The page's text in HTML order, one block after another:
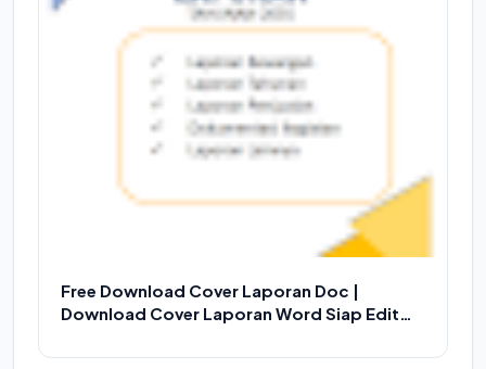
Free Download Cover Laporan Doc |
Download Cover Laporan Word Siap Edit